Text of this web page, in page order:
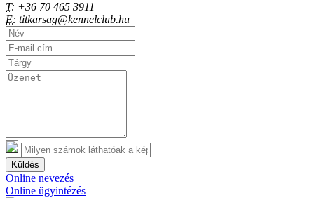
T: +36 70 465 3911
E: titkarsag@kennelclub.hu
Küldés
Online nevezés
Online ügyintézés